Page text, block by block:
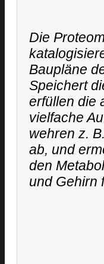
Die
Baupläne
Speichert
erfüllen die
vielfache
wehren z.
ab, und
den
und Gehirn